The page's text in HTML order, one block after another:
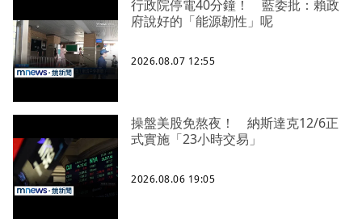
行政院停電40分鐘！ 藍委批：賴政
府說好的「能源韌性」呢
2026.08.07 12:55
操盤美股免熬夜！ 納斯達克12/6正
式實施「23小時交易」
2026.08.06 19:05